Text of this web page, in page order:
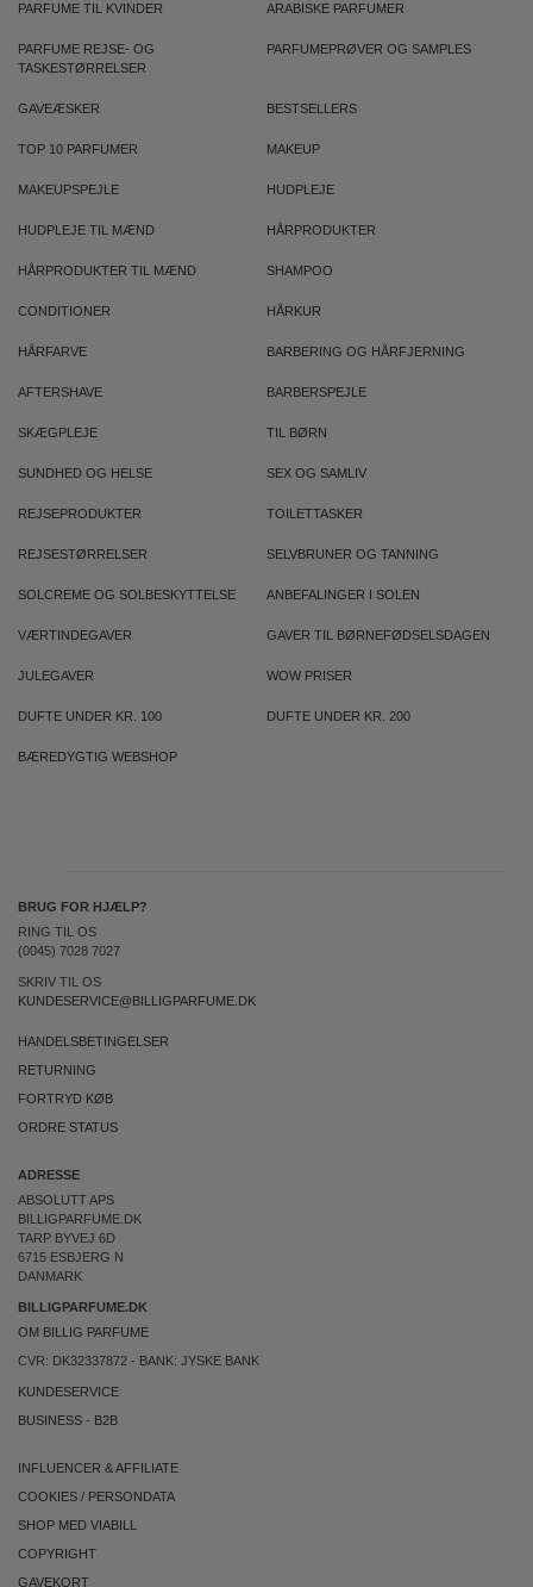
PARFUME TIL KVINDER ARABISKE PARFUMER
PARFUME REJSE- OG
TASKESTØRRELSER
PARFUMEPRØVER OG SAMPLES
GAVEÆSKER BESTSELLERS
TOP 10 PARFUMER MAKEUP
MAKEUPSPEJLE HUDPLEJE
HUDPLEJE TIL MÆND HÅRPRODUKTER
HÅRPRODUKTER TIL MÆND SHAMPOO
CONDITIONER HÅRKUR
HÅRFARVE BARBERING OG HÅRFJERNING
AFTERSHAVE BARBERSPEJLE
SKÆGPLEJE TIL BØRN
SUNDHED OG HELSE SEX OG SAMLIV
REJSEPRODUKTER TOILETTASKER
REJSESTØRRELSER SELVBRUNER OG TANNING
SOLCREME OG SOLBESKYTTELSE ANBEFALINGER I SOLEN
VÆRTINDEGAVER GAVER TIL BØRNEFØDSELSDAGEN
JULEGAVER WOW PRISER
DUFTE UNDER KR. 100 DUFTE UNDER KR. 200
BÆREDYGTIG WEBSHOP
BRUG FOR HJÆLP?
RING TIL OS
(0045) 7028 7027
SKRIV TIL OS
KUNDESERVICE@BILLIGPARFUME.DK
HANDELSBETINGELSER
RETURNING
FORTRYD KØB
ORDRE STATUS
ADRESSE
ABSOLUTT APS
BILLIGPARFUME.DK
TARP BYVEJ 6D
6715 ESBJERG N
DANMARK
BILLIGPARFUME.DK
OM BILLIG PARFUME
CVR: DK32337872 - BANK: JYSKE BANK
KUNDESERVICE
BUSINESS - B2B
INFLUENCER & AFFILIATE
COOKIES / PERSONDATA
SHOP MED VIABILL
COPYRIGHT
GAVEKORT